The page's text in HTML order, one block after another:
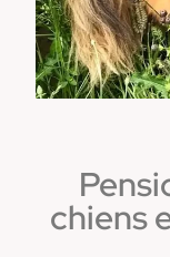
chiens